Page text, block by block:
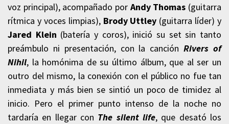
voz principal), acompañado por Andy Thomas (guitarra
rítmica y voces limpias), Brody Uttley (guitarra líder) y
Jared Klein (batería y coros), inició su set sin tanto
preámbulo ni presentación, con la canciónRivers of
Nihil, la homónima de su último álbum, que al ser un
outro del mismo, la conexión con el público no fue tan
inmediata y más bien se sintió un poco de timidez al
inicio. Pero el primer punto intenso de la noche no
tardaría en llegar con The silent life, que desató los